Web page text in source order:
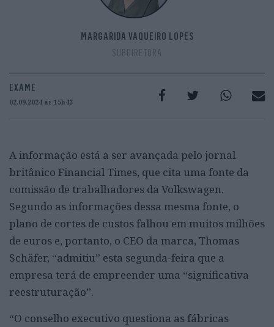
MARGARIDA VAQUEIRO LOPES
SUBDIRETORA
EXAME
02.09.2024 às 15h43
A informação está a ser avançada pelo jornal
britânico Financial Times, que cita uma fonte da
comissão de trabalhadores da Volkswagen.
Segundo as informações dessa mesma fonte, o
plano de cortes de custos falhou em muitos milhões
de euros e, portanto, o CEO da marca, Thomas
Schäfer, “admitiu” esta segunda-feira que a
empresa terá de empreender uma “significativa
reestruturação”.
“O conselho executivo questiona as fábricas